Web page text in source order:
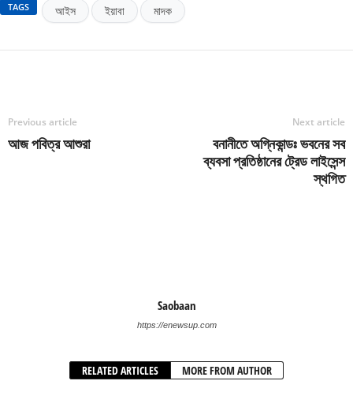
TAGS আইস ইয়াবা মাদক
Previous article
আজ পবিত্র আশুরা
Next article
বনানীতে অগ্নিকান্ডঃ ভবনের সব
ব্যবসা প্রতিষ্ঠানের ট্রেড লাইসেন্স
স্থগিত
Saobaan
https://enewsup.com
RELATED ARTICLES MORE FROM AUTHOR